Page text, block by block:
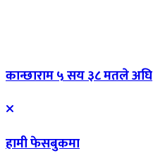
कान्छाराम ५ सय ३८ मतले अघि
हामी फेसबुकमा